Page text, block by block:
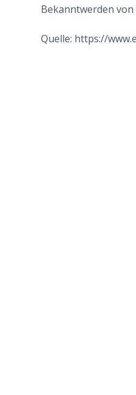
Bekanntwerden
Quelle: https://